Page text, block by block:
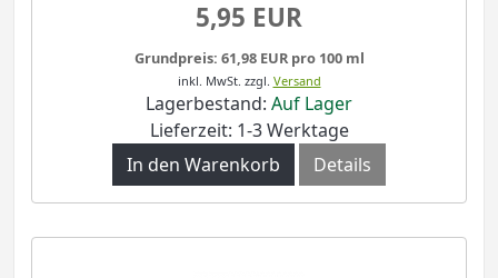
5,95 EUR
Grundpreis: 61,98 EUR pro 100 ml
inkl. MwSt. zzgl. Versand
Lagerbestand: Auf Lager
Lieferzeit: 1-3 Werktage
In den Warenkorb
Details